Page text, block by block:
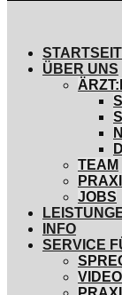
ÜBER UNS
TEAM
JOBS
INFO
SERVICE